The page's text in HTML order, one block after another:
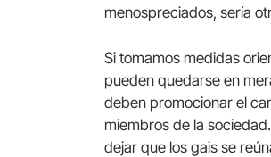
menospreciados, sería
Si tomamos medidas
pueden quedarse en
deben promocionar el
miembros de la
dejar que los gais se